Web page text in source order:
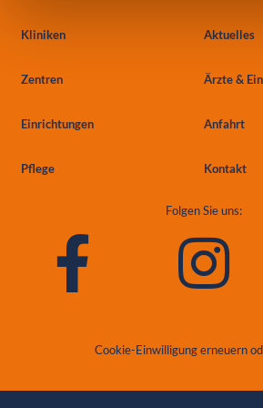
Kliniken Aktuelles
Zentren Ärzte &
Einrichtungen Anfahrt
Pflege Kontakt
Folgen Sie uns:
Cookie-Einwilligung erneuern